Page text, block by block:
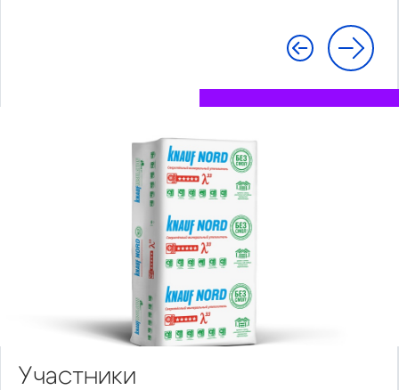
Участники